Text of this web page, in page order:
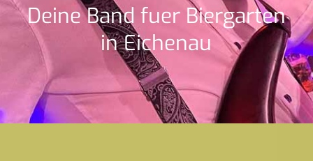
Deine Band fuer Biergarten
in Eichenau